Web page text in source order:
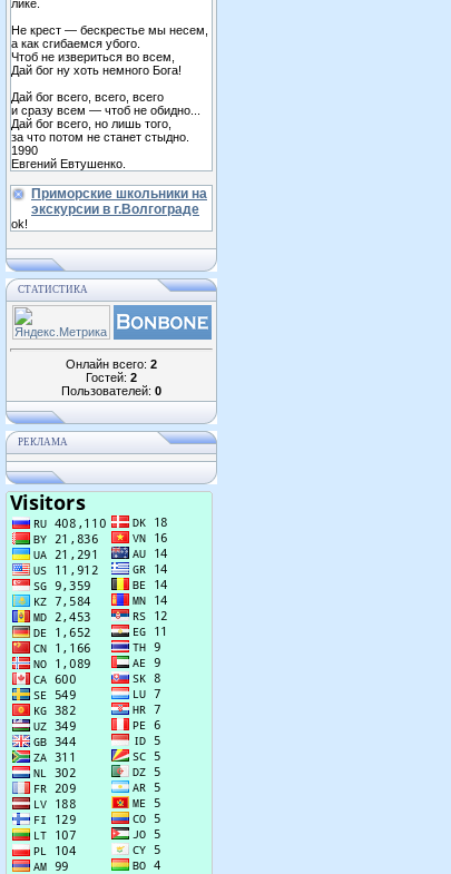
лике.
Не крест — бескрестье мы несем,
а как сгибаемся убого.
Чтоб не извериться во всем,
Дай бог ну хоть немного Бога!
Дай бог всего, всего, всего
и сразу всем — чтоб не обидно...
Дай бог всего, но лишь того,
за что потом не станет стыдно.
1990
Евгений Евтушенко.
Приморские школьники на
экскурсии в г.Волгограде
ok!
СТАТИСТИКА
Онлайн всего: 2
Гостей: 2
Пользователей: 0
РЕКЛАМА